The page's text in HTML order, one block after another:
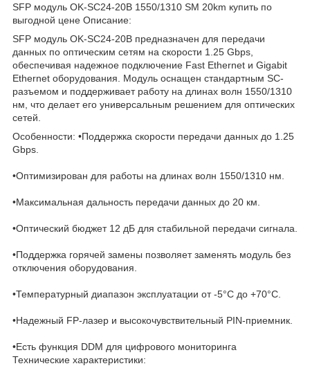
SFP модуль OK-SC24-20B 1550/1310 SM 20km купить по
выгодной цене Описание:
SFP модуль OK-SC24-20B предназначен для передачи
данных по оптическим сетям на скорости 1.25 Gbps,
обеспечивая надежное подключение Fast Ethernet и Gigabit
Ethernet оборудования. Модуль оснащен стандартным SC-
разъемом и поддерживает работу на длинах волн 1550/1310
нм, что делает его универсальным решением для оптических
сетей.
Особенности: •Поддержка скорости передачи данных до 1.25
Gbps.
•Оптимизирован для работы на длинах волн 1550/1310 нм.
•Максимальная дальность передачи данных до 20 км.
•Оптический бюджет 12 дБ для стабильной передачи сигнала.
•Поддержка горячей замены позволяет заменять модуль без
отключения оборудования.
•Температурный диапазон эксплуатации от -5°C до +70°C.
•Надежный FP-лазер и высокочувствительный PIN-приемник.
•Есть функция DDM для цифрового мониторинга
Технические характеристики: